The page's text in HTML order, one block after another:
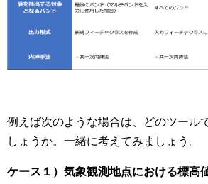
例えば次のような場合は、どのツール
しょうか。一緒に考えてみましょう。
ケース１）気象観測地点における標高